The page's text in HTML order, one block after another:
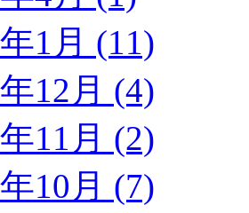
1月 (11)
12月 (4)
11月 (2)
10月 (7)